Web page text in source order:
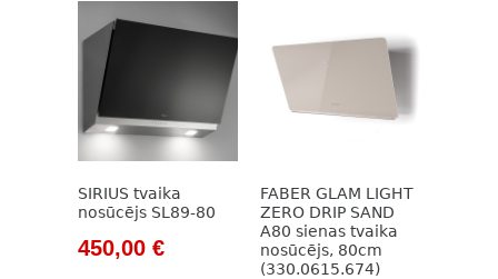
SIRIUS tvaika
nosūcējs SL89-80
Original
450,00 €Current
FABER GLAM LIGHT
ZERO DRIP SAND
A80 sienas tvaika
nosūcējs, 80cm
(330.0615.674)